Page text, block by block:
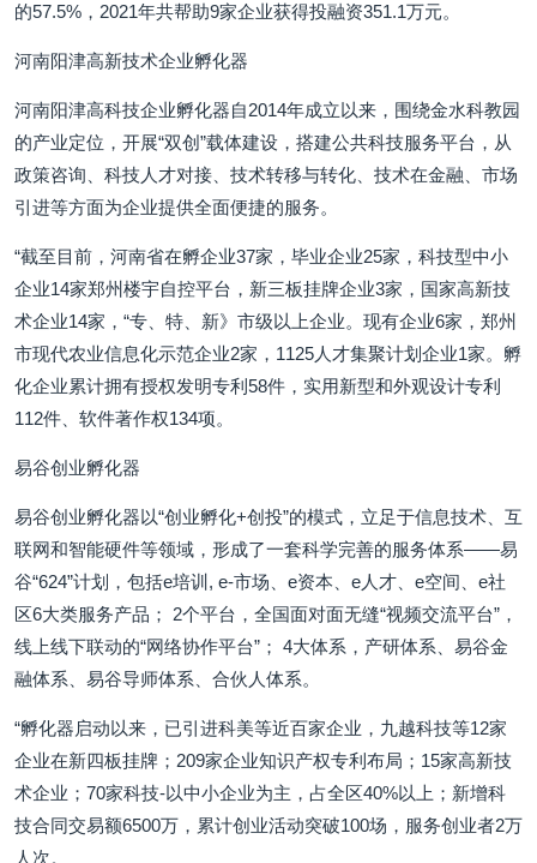
的57.5%，2021年共帮助9家企业获得投融资351.1万元。
河南阳津高新技术企业孵化器
河南阳津高科技企业孵化器自2014年成立以来，围绕金水科教园
的产业定位，开展“双创”载体建设，搭建公共科技服务平台，从
政策咨询、科技人才对接、技术转移与转化、技术在金融、市场
引进等方面为企业提供全面便捷的服务。
“截至目前，河南省在孵企业37家，毕业企业25家，科技型中小
企业14家郑州楼宇自控平台，新三板挂牌企业3家，国家高新技
术企业14家，“专、特、新》市级以上企业。现有企业6家，郑州
市现代农业信息化示范企业2家，1125人才集聚计划企业1家。孵
化企业累计拥有授权发明专利58件，实用新型和外观设计专利
112件、软件著作权134项。
易谷创业孵化器
易谷创业孵化器以“创业孵化+创投”的模式，立足于信息技术、互
联网和智能硬件等领域，形成了一套科学完善的服务体系——易
谷“624”计划，包括e培训, e-市场、e资本、e人才、e空间、e社
区6大类服务产品； 2个平台，全国面对面无缝“视频交流平台”，
线上线下联动的“网络协作平台”； 4大体系，产研体系、易谷金
融体系、易谷导师体系、合伙人体系。
“孵化器启动以来，已引进科美等近百家企业，九越科技等12家
企业在新四板挂牌；209家企业知识产权专利布局；15家高新技
术企业；70家科技-以中小企业为主，占全区40%以上；新增科
技合同交易额6500万，累计创业活动突破100场，服务创业者2万
人次。